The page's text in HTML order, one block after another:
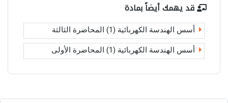
قد يهمك أيضاً بمادة
أسس الهندسة الكهربائية (1) المحاضرة الثالثة
أسس الهندسة الكهربائية (1) المحاضرة الأولى